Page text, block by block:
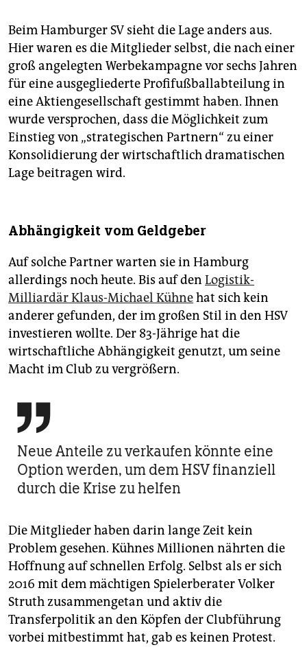
Beim Hamburger SV sieht die Lage anders aus.
Hier waren es die Mitglieder selbst, die nach einer
groß angelegten Werbekampagne vor sechs Jahren
für eine ausgegliederte Profifußballabteilung in
eine Aktiengesellschaft gestimmt haben. Ihnen
wurde versprochen, dass die Möglichkeit zum
Einstieg von „strategischen Partnern“ zu einer
Konsolidierung der wirtschaftlich dramatischen
Lage beitragen wird.
Abhängigkeit vom Geldgeber
Auf solche Partner warten sie in Hamburg
allerdings noch heute. Bis auf den Logistik-
Milliardär Klaus-Michael Kühnehat sich kein
anderer gefunden, der im großen Stil in den HSV
investieren wollte. Der 83-Jährige hat die
wirtschaftliche Abhängigkeit genutzt, um seine
Macht im Club zu vergrößern.

Neue Anteile zu verkaufen könnte eine
Option werden, um dem HSV finanziell
durch die Krise zu helfen
Die Mitglieder haben darin lange Zeit kein
Problem gesehen. Kühnes Millionen nährten die
Hoffnung auf schnellen Erfolg. Selbst als er sich
2016 mit dem mächtigen Spielerberater Volker
Struth zusammengetan und aktiv die
Transferpolitik an den Köpfen der Clubführung
vorbei mitbestimmt hat, gab es keinen Protest.